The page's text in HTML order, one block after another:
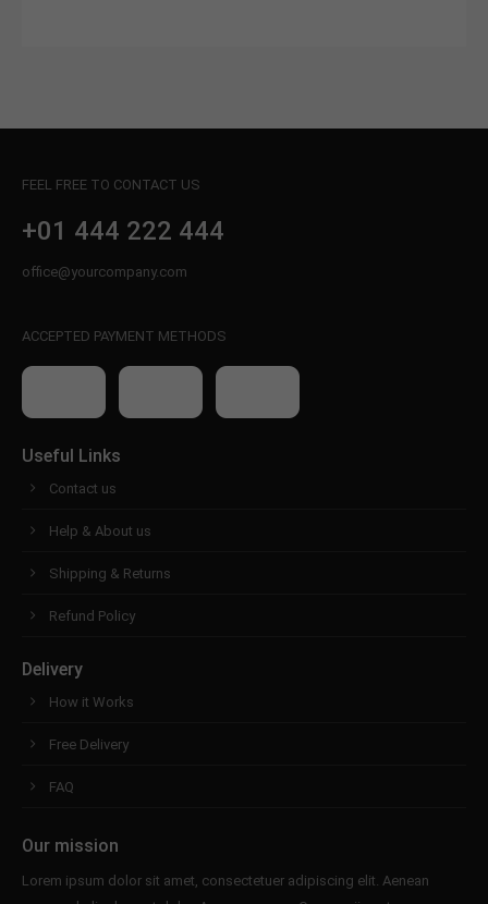
FEEL FREE TO CONTACT US
+01 444 222 444
office@yourcompany.com
ACCEPTED PAYMENT METHODS
Useful Links
Contact us
Help & About us
Shipping & Returns
Refund Policy
Delivery
How it Works
Free Delivery
FAQ
Our mission
Lorem ipsum dolor sit amet, consectetuer adipiscing elit. Aenean